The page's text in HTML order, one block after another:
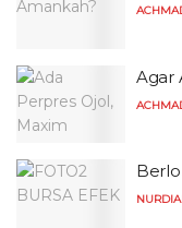
Agar